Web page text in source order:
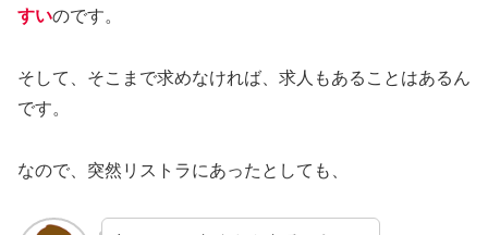
すいのです。
そして、そこまで求めなければ、求人もあることはあるん
です。
なので、突然リストラにあったとしても、